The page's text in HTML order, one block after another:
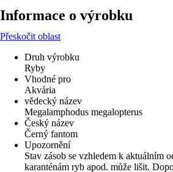
Informace o výrobku
Přeskočit oblast
Druh výrobku
Ryby
Vhodné pro
Akvária
vědecký název
Megalamphodus megalopterus
Český název
Černý fantom
Upozornění
Stav zásob se vzhledem k aktuálním
karanténám ryb apod. může lišit.